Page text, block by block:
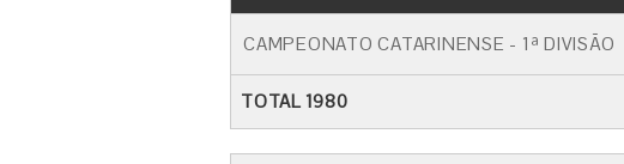
CAMPEONATO CATARINENSE - 1ª DIVISÃO
TOTAL 1980